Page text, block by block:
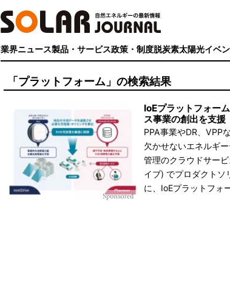
業界ニュース製品・サービス政策・制度脱炭素太陽光イベ
「プラットフォーム」の検索結果
PPA事業やDR、VPP
欠かせないエネルギ
管理のクラウドサー
イブ) でプロダクトソ
に、IoEプラットフォ
IoEプラットフォー
ス事業の創出を支援